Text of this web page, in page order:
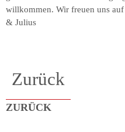
willkommen. Wir freuen uns
& Julius
Zurück
ZURÜCK